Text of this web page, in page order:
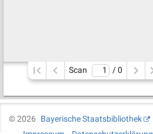
Scan / 0
©2026
Bayerische Staatsbibliothek